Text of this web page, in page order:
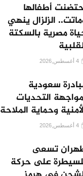
أطفالها
الزلزال ينهي
مصرية بالسكتة
سعودية
التحديات
وحماية الملاحة
تسعى
على حركة